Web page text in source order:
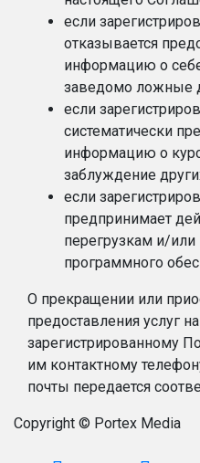
если
отказывается
информацию о
заведомо ложные
если
систематически
информацию о
заблуждение
если
предпринимает
перегрузкам и/или
программного
О прекращении или
предоставления услуг
зарегистрированному
им контактному
почты передается
Copyright © Portex Media